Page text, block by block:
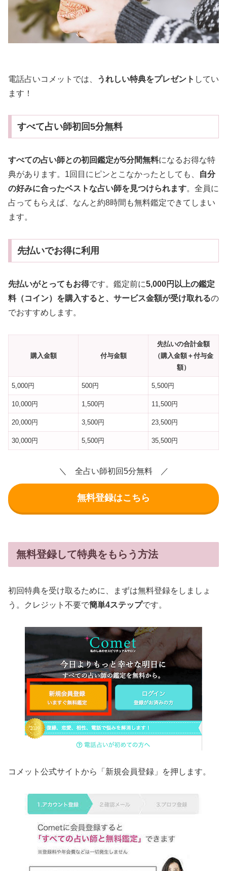
電話占いコメットでは、 うれしい特典をプレゼント してい
ます！
すべて占い師初回5分無料
すべての占い師との初回鑑定が5分間無料になるお得な特
典があります。1回目にピンとこなかったとしても、
自分
の好みに合ったベストな占い師を見つけられます。全員に
占ってもらえば、なんと約8時間も無料鑑定できてしまい
ます。
先払いでお得に利用
先払いがとってもお得です。鑑定前に5,000円以上の鑑定
料（コイン）を購入すると、サービス金額が受け取れるの
でおすすめします。
購入金額 付与金額
先払いの合計金額
（購入金額＋付与金
額）
5,000円 500円 5,500円
10,000円 1,500円 11,500円
20,000円 3,500円 23,500円
30,000円 5,500円 35,500円
＼ 全占い師初回5分無料 ／
無料登録はこちら
無料登録して特典をもらう方法
初回特典を受け取るために、まずは無料登録をしましょ
う。クレジット不要で簡単4ステップです。
コメット公式サイトから「新規会員登録」を押します。